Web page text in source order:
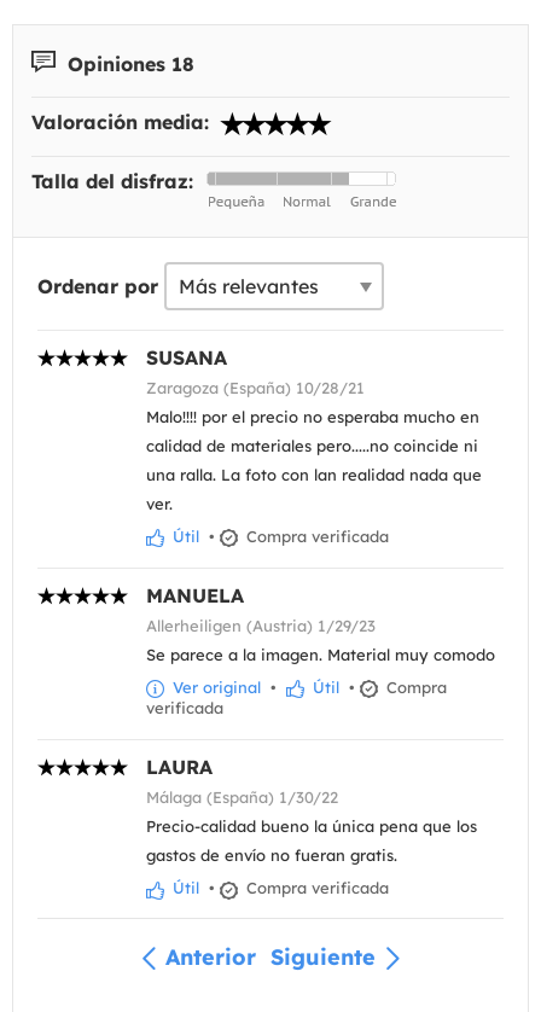
Opiniones 18
Valoración media:
Talla del disfraz:
Ordenar por
SUSANA
Zaragoza (España) 10/28/21
Malo!!!! por el precio no esperaba mucho en
calidad de materiales pero.....no coincide ni
una ralla. La foto con lan realidad nada que
ver.
Útil • Compra verificada
MANUELA
Allerheiligen (Austria) 1/29/23
Se parece a la imagen. Material muy comodo
Ver original • Útil •
Compra
verificada
LAURA
Málaga (España) 1/30/22
Precio-calidad bueno la única pena que los
gastos de envío no fueran gratis.
Útil • Compra verificada
Anterior Siguiente